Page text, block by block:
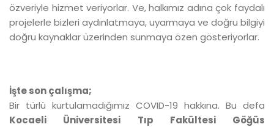
özveriyle hizmet veriyorlar. Ve, halkımız adına çok faydalı
projelerle bizleri aydınlatmaya, uyarmaya ve doğru bilgiyi
doğru kaynaklar üzerinden sunmaya özen gösteriyorlar.
İşte son çalışma;
Bir türlü kurtulamadığımız COVID-19 hakkına. Bu defa
Kocaeli Üniversitesi Tıp Fakültesi Göğüs